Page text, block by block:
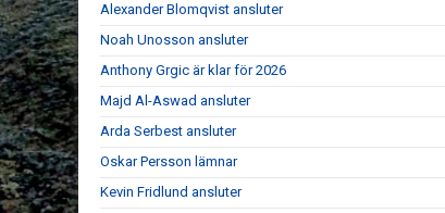
Alexander Blomqvist ansluter
Noah Unosson ansluter
Anthony Grgic är klar för 2026
Majd Al-Aswad ansluter
Arda Serbest ansluter
Oskar Persson lämnar
Kevin Fridlund ansluter